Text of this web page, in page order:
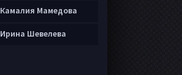
Камалия Мамедова
Ирина Шевелева